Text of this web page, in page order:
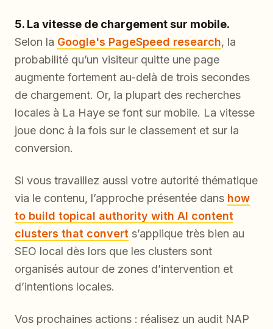
5. La vitesse de chargement sur mobile.
Selon la Google's PageSpeed research, la
probabilité qu’un visiteur quitte une page
augmente fortement au-delà de trois secondes
de chargement. Or, la plupart des recherches
locales à La Haye se font sur mobile. La vitesse
joue donc à la fois sur le classement et sur la
conversion.
Si vous travaillez aussi votre autorité thématique
via le contenu, l’approche présentée dans how
to build topical authority with AI content
clusters that convert s’applique très bien au
SEO local dès lors que les clusters sont
organisés autour de zones d’intervention et
d’intentions locales.
Vos prochaines actions : réalisez un audit NAP